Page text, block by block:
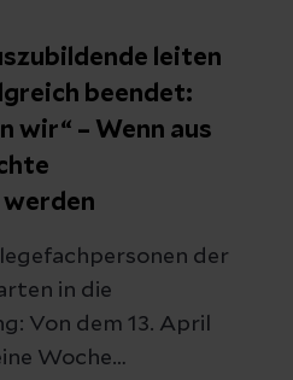
leiten
beendet:
wir“ – Wenn aus
der
in die
Von dem 13. April
Woche